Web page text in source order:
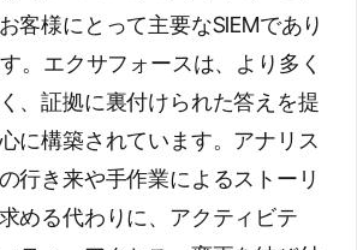
客様にとって主要なSIEMであり
。エクサフォースは、より多く
、証拠に裏付けられた答えを提
に構築されています。アナリス
行き来や手作業によるストーリ
める代わりに、アクティビテ